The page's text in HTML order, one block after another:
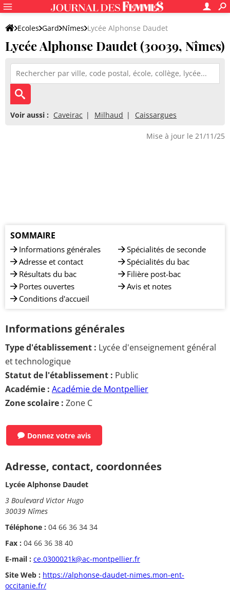
Ecoles Gard Nîmes Lycée Alphonse Daudet
Lycée Alphonse Daudet (30039, Nîmes)
Voir aussi : Caveirac Milhaud Caissargues
Mise à jour le 21/11/25
SOMMAIRE
Informations générales
Adresse et contact
Résultats du bac
Portes ouvertes
Conditions d'accueil
Spécialités de seconde
Spécialités du bac
Filière post-bac
Avis et notes
Informations générales
Type d'établissement : Lycée d'enseignement général
et technologique
Statut de l'établissement : Public
Académie : Académie de Montpellier
Zone scolaire : Zone C
Donnez votre avis
Adresse, contact, coordonnées
Lycée Alphonse Daudet
3 Boulevard Victor Hugo
30039 Nîmes
Téléphone : 04 66 36 34 34
Fax : 04 66 36 38 40
E-mail : ce.0300021k@ac-montpellier.fr
Site Web : https://alphonse-daudet-nimes.mon-ent-
occitanie.fr/